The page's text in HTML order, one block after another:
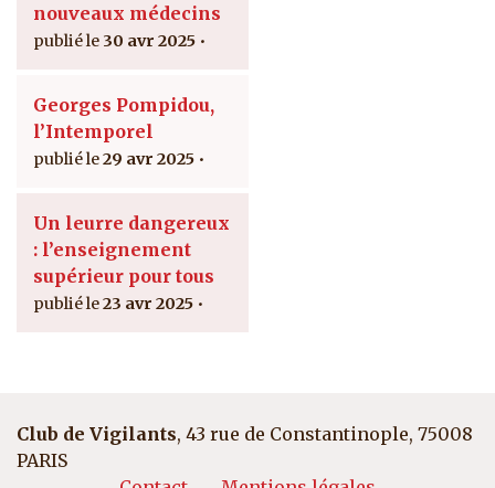
nouveaux médecins
30 avr 2025
Georges Pompidou,
l’Intemporel
29 avr 2025
Un leurre dangereux
: l’enseignement
supérieur pour tous
23 avr 2025
Club de Vigilants, 43 rue de Constantinople, 75008
PARIS